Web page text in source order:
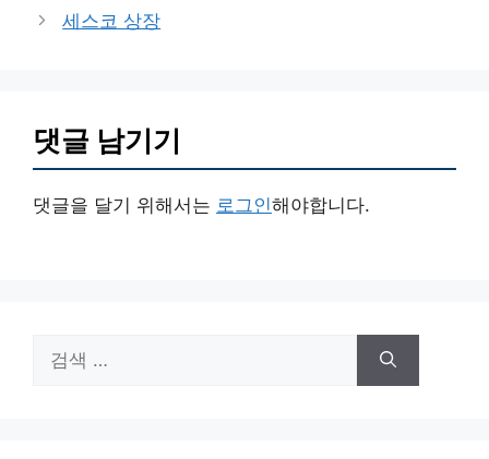
리
세스코 상장
댓글 남기기
댓글을 달기 위해서는 로그인해야합니다.
색: